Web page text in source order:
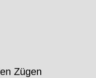
Zügen